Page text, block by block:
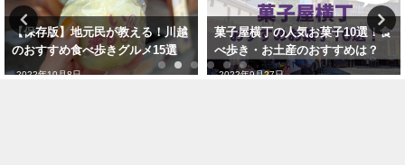
菓子屋横丁の人気お菓子10選！食
べ歩き・お土産のおすすめは？
2022年9月27日
【川越】全国旅行支援が10月11日
スタート！対象店舗はどこ？
2022年10月19日